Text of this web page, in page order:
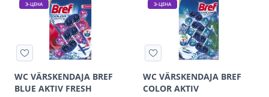
Э-ЦЕНА
WC VÄRSKENDAJA BREF
BLUE AKTIV FRESH
Э-ЦЕНА
WC VÄRSKENDAJA BREF
COLOR AKTIV